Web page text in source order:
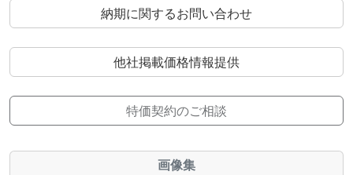
納期に関するお問い合わせ
他社掲載価格情報提供
特価契約のご相談
画像集